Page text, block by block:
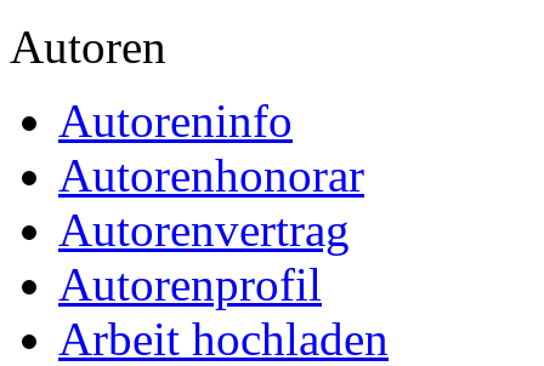
Autoren
Autoreninfo
Autorenhonorar
Autorenvertrag
Autorenprofil
Arbeit hochladen